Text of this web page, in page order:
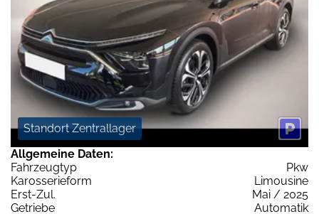
Standort Zentrallager
Allgemeine Daten:
Fahrzeugtyp
Pkw
Karosserieform
Limousine
Erst-Zul.
Mai / 2025
Getriebe
Automatik